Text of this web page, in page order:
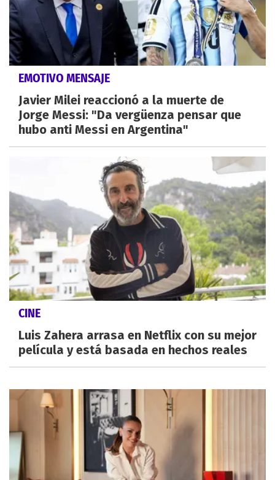
EMOTIVO MENSAJE
Javier Milei reaccionó a la muerte de
Jorge Messi: "Da vergüenza pensar que
hubo anti Messi en Argentina"
CINE
Luis Zahera arrasa en Netflix con su mejor
película y está basada en hechos reales